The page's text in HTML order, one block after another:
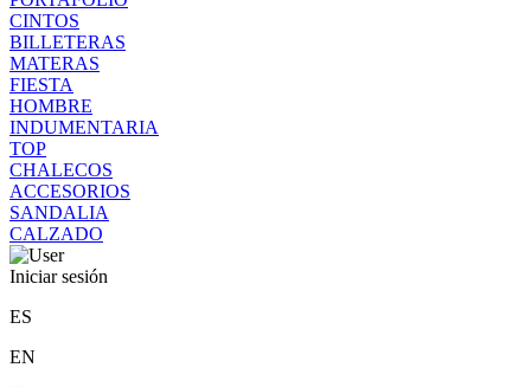
CINTOS
BILLETERAS
MATERAS
FIESTA
HOMBRE
INDUMENTARIA
TOP
CHALECOS
ACCESORIOS
SANDALIA
CALZADO
Iniciar sesión
ES
EN